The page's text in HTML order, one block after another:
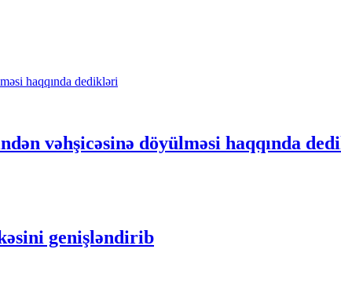
vəhşicəsinə döyülməsi haqqında
genişləndirib